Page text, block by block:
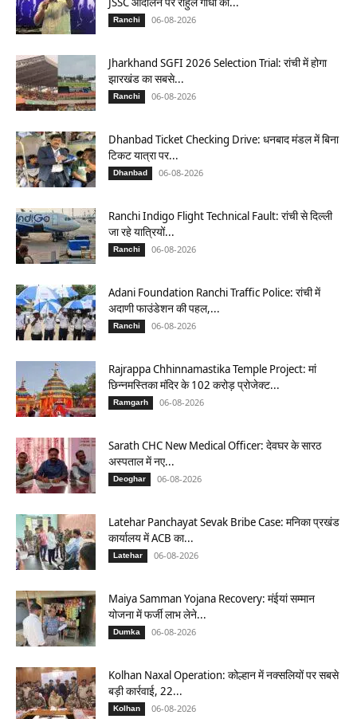
Ranchi 06-08-2026
Jharkhand SGFI 2026 Selection Trial: रांची में होगा
झारखंड का सबसे...
Ranchi 06-08-2026
Dhanbad Ticket Checking Drive: धनबाद मंडल में बिना
टिकट यात्रा पर...
Dhanbad 06-08-2026
Ranchi Indigo Flight Technical Fault: रांची से दिल्ली
जा रहे यात्रियों...
Ranchi 06-08-2026
Adani Foundation Ranchi Traffic Police: रांची में
अदाणी फाउंडेशन की पहल,...
Ranchi 06-08-2026
Rajrappa Chhinnamastika Temple Project: मां
छिन्नमस्तिका मंदिर के 102 करोड़ प्रोजेक्ट...
Ramgarh 06-08-2026
Sarath CHC New Medical Officer: देवघर के सारठ
अस्पताल में नए...
Deoghar 06-08-2026
Latehar Panchayat Sevak Bribe Case: मनिका प्रखंड
कार्यालय में ACB का...
Latehar 06-08-2026
Maiya Samman Yojana Recovery: मंईयां सम्मान
योजना में फर्जी लाभ लेने...
Dumka 06-08-2026
Kolhan Naxal Operation: कोल्हान में नक्सलियों पर सबसे
बड़ी कार्रवाई, 22...
Kolhan 06-08-2026